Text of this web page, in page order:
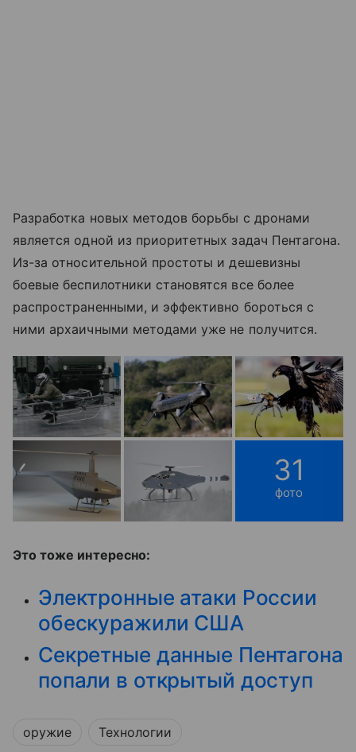
Разработка новых методов борьбы с дронами
является одной из приоритетных задач Пентагона.
Из-за относительной простоты и дешевизны
боевые беспилотники становятся все более
распространенными, и эффективно бороться с
ними архаичными методами уже не получится.
31
фото
Это тоже интересно:
Электронные атаки России
обескуражили США
Секретные данные Пентагона
попали в открытый доступ
оружие Технологии